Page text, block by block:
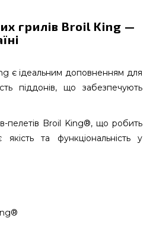
грилів Broil King —
є ідеальним доповненням для
піддонів, що забезпечують
пелетів Broil King®, що робить
та функціональність у